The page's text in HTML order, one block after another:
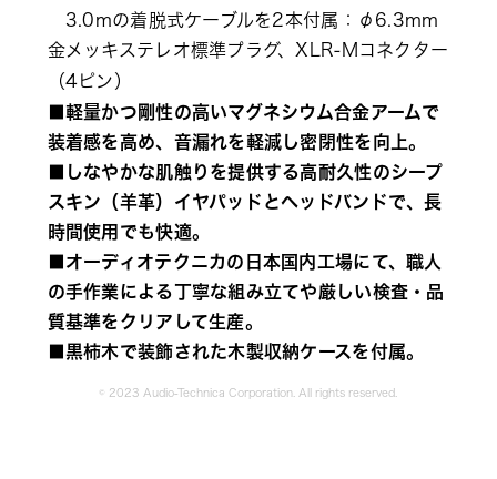
3.0mの着脱式ケーブルを2本付属：φ6.3mm
金メッキステレオ標準プラグ、XLR-Mコネクター
（4ピン）
■軽量かつ剛性の高いマグネシウム合金アームで
装着感を高め、音漏れを軽減し密閉性を向上。
■しなやかな肌触りを提供する高耐久性のシープ
スキン（羊革）イヤパッドとヘッドバンドで、長
時間使用でも快適。
■オーディオテクニカの日本国内工場にて、職人
の手作業による丁寧な組み立てや厳しい検査・品
質基準をクリアして生産。
■黒柿木で装飾された木製収納ケースを付属。
© 2023 Audio-Technica Corporation. All rights reserved.